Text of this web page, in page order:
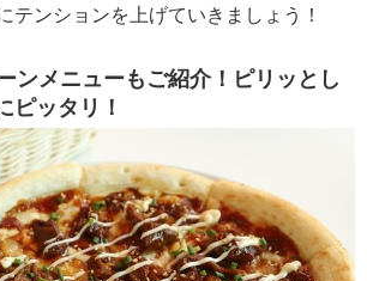
テンションを上げていきましょう！
ンメニューもご紹介！ピリッとし
ピッタリ！